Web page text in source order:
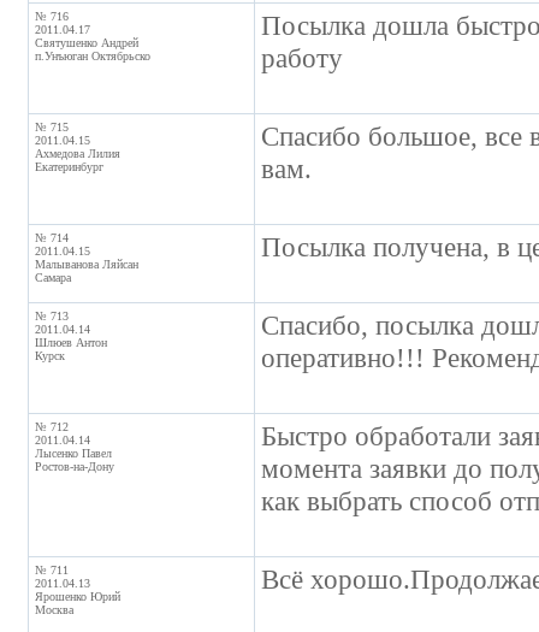
№ 716
2011.04.17
Святушенко Андрей
п.Унъюган Октябрьско
Посылка дошла
работу
№ 715
2011.04.15
Ахмедова Лилия
Екатеринбург
Спасибо большое, все
вам.
№ 714
2011.04.15
Малыванова Ляйсан
Самара
Посылка получена, в
№ 713
2011.04.14
Шлюев Антон
Курск
Спасибо, посылка
оперативно!!!
№ 712
2011.04.14
Лысенко Павел
Ростов-на-Дону
Быстро обработали
момента заявки до
как выбрать способ
№ 711
2011.04.13
Ярошенко Юрий
Москва
Всё